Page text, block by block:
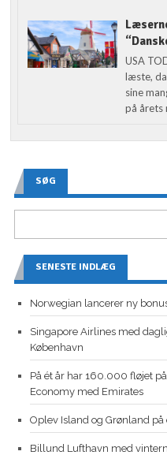
USA
læste,
sine
på årets
SØG
SENESTE INDLÆG
Norwegian lancerer ny
Singapore Airlines med
København
På ét år har 160.000 fløjet
Economy med Emirates
Oplev Island og Grønland
Billund Lufthavn med